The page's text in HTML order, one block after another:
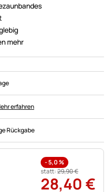
mehr
erfahren
Rückgabe
-5,0%
statt:29,90€
28,40 €